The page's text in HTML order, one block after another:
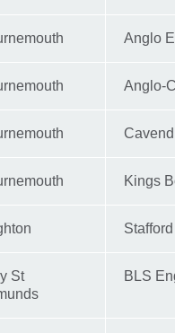
Anglo
Anglo-
Kings
St
BLS